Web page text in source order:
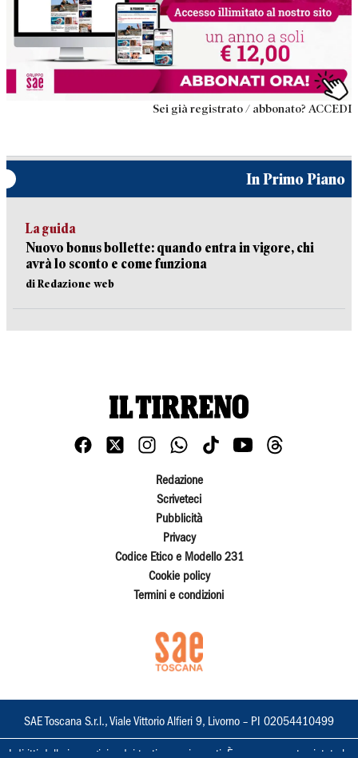
Sei già registrato / abbonato? ACCEDI
In Primo Piano
La guida
Nuovo bonus bollette: quando entra in vigore, chi
avrà lo sconto e come funziona
di Redazione web
Redazione
Scriveteci
Pubblicità
Privacy
Codice Etico e Modello 231
Cookie policy
Termini e condizioni
SAE Toscana S.r.l., Viale Vittorio Alfieri 9, Livorno – PI 02054410499
I diritti delle immagini e dei testi sono riservati. È espressamente vietata la